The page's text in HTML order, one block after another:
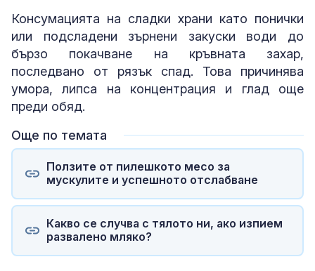
Консумацията на сладки храни като понички
или подсладени зърнени закуски води до
бързо покачване на кръвната захар,
последвано от рязък спад. Това причинява
умора, липса на концентрация и глад още
преди обяд.
Още по темата
Ползите от пилешкото месо за
мускулите и успешното отслабване
Какво се случва с тялото ни, ако изпием
развалено мляко?